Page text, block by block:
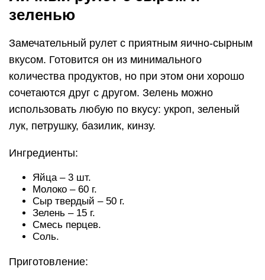
зеленью
Замечательный рулет с приятным яично-сырным
вкусом. Готовится он из минимального
количества продуктов, но при этом они хорошо
сочетаются друг с другом. Зелень можно
использовать любую по вкусу: укроп, зеленый
лук, петрушку, базилик, кинзу.
Ингредиенты:
Яйца – 3 шт.
Молоко – 60 г.
Сыр твердый – 50 г.
Зелень – 15 г.
Смесь перцев.
Соль.
Приготовление: